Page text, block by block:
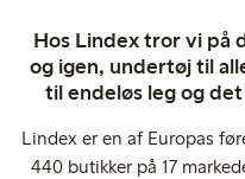
Hos Lindex tror vi på
og igen, undertøj til
til endeløs leg og
Lindex er en af Europas
440 butikker på 17